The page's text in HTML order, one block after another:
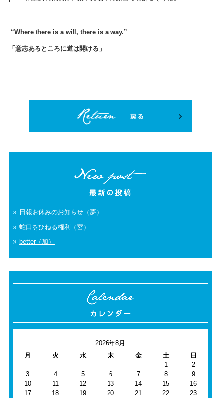
“Where there is a will, there is a way.”
「意志あるところに道は開ける」
日報お休みのお知らせ（夢）
蛇口をひねる権利（宮）
better（加）
2026年8月
月
火 水 木 金 土
日
1
2
3
4 5 6 7 8
9
10
11 12 13 14 15
16
17
18 19 20 21 22
23